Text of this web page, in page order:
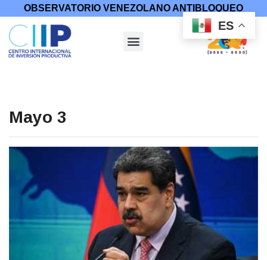
OBSERVATORIO VENEZOLANO ANTIBLOQUEO
Mayo 3
ES